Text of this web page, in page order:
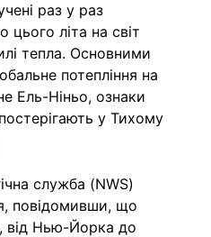
раз у раз
літа на світ
тепла. Основними
потепління на
Ель-Ніньо, ознаки
у Тихому
служба (NWS)
повідомивши, що
Нью-Йорка до